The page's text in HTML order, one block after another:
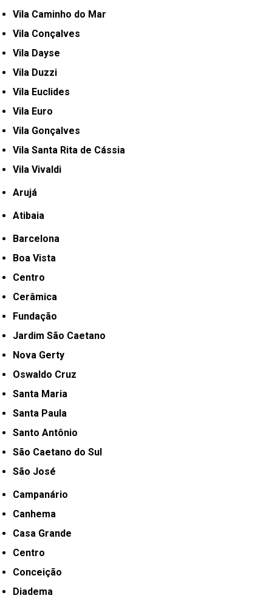
Vila Caminho do Mar
Vila Conçalves
Vila Dayse
Vila Duzzi
Vila Euclides
Vila Euro
Vila Gonçalves
Vila Santa Rita de Cássia
Vila Vivaldi
Arujá
Atibaia
Barcelona
Boa Vista
Centro
Cerâmica
Fundação
Jardim São Caetano
Nova Gerty
Oswaldo Cruz
Santa Maria
Santa Paula
Santo Antônio
São Caetano do Sul
São José
Campanário
Canhema
Casa Grande
Centro
Conceição
Diadema